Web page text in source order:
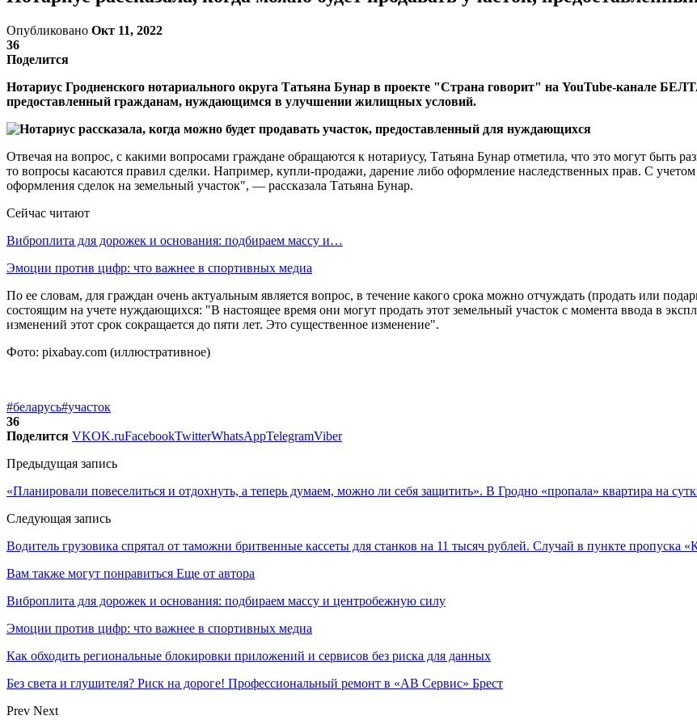
Опубликовано Окт 11, 2022
36
Поделится
Нотариус Гродненского нотариального округа Татьяна Бунар в проекте "Страна говорит" на YouTube-канале
предоставленный гражданам, нуждающимся в улучшении жилищных условий.
Отвечая на вопрос, с какими вопросами граждане обращаются к нотариусу, Татьяна Бунар отметила, что это могут быть
то вопросы касаются правил сделки. Например, купли-продажи, дарение либо оформление наследственных прав. С
оформления сделок на земельный участок", — рассказала Татьяна Бунар.
Сейчас читают
Виброплита для дорожек и основания: подбираем массу и…
Эмоции против цифр: что важнее в спортивных медиа
По ее словам, для граждан очень актуальным является вопрос, в течение какого срока можно отчуждать (продать или
состоящим на учете нуждающихся: "В настоящее время они могут продать этот земельный участок с момента ввода в
изменений этот срок сокращается до пяти лет. Это существенное изменение".
Фото: pixabay.com (иллюстративное)
#беларусь#участок
36
Поделится VKOK.ruFacebookTwitterWhatsAppTelegramViber
Предыдущая запись
«Планировали повеселиться и отдохнуть, а теперь думаем, можно ли себя защитить». В Гродно «пропала» квартира на
Следующая запись
Водитель грузовика спрятал от таможни бритвенные кассеты для станков на 11 тысяч рублей. Случай в пункте пропуска
Вам также могут понравиться Еще от автора
Виброплита для дорожек и основания: подбираем массу и центробежную силу
Эмоции против цифр: что важнее в спортивных медиа
Как обходить региональные блокировки приложений и сервисов без риска для данных
Без света и глушителя? Риск на дороге! Профессиональный ремонт в «АВ Сервис» Брест
Prev Next